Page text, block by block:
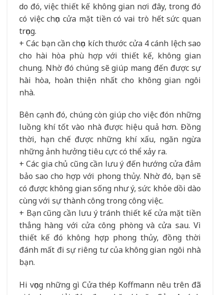
do đó, việc thiết kế không gian nơi đây, trong đó
có việc chọn cửa mặt tiền có vai trò hết sức quan
trọng.
+ Các bạn cần chọn kích thước cửa 4 cánh lệch sao
cho hài hòa phù hợp với thiết kế, không gian
chung. Nhờ đó chúng sẽ giúp mang đến được sự
hài hòa, hoàn thiện nhất cho không gian ngôi
nhà.
Bên cạnh đó, chúng còn giúp cho việc đón những
luồng khí tốt vào nhà được hiệu quả hơn. Đồng
thời, hạn chế được những khí xấu, ngăn ngừa
những ảnh hưởng tiêu cực có thể xảy ra.
+ Các gia chủ cũng cần lưu ý đến hướng cửa đảm
bảo sao cho hợp với phong thủy. Nhờ đó, bạn sẽ
có được không gian sống như ý, sức khỏe dồi dào
cùng với sự thành công trong công việc.
+ Bạn cũng cần lưu ý tránh thiết kế cửa mặt tiền
thẳng hàng với cửa công phòng và cửa sau. Vì
thiết kế đó không hợp phong thủy, đồng thời
đánh mất đi sự riêng tư của không gian ngôi nhà
bạn.
Hi vọng những gì Cửa thép Koffmann nêu trên đã